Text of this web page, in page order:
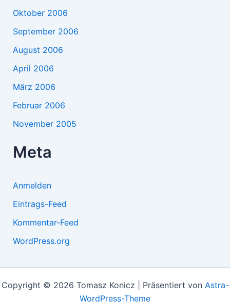
Oktober 2006
September 2006
August 2006
April 2006
März 2006
Februar 2006
November 2005
Meta
Anmelden
Eintrags-Feed
Kommentar-Feed
WordPress.org
Copyright © 2026 Tomasz Konicz | Präsentiert von Astra-
WordPress-Theme